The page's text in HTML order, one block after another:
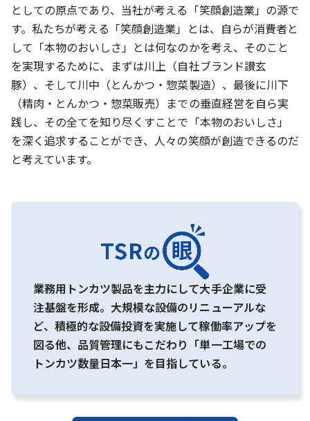
としての原点であり、当社が考える「笑顔創造業」の源で
す。私たちが考える「笑顔創造業」とは、自らが消費者と
して「本物のおいしさ」とは何なのかを考え、そのこと
を実現するために、まずは川上（自社ブランド讃玄
豚）、そして川中（とんかつ・惣菜製造）、最後に川下
（精肉・とんかつ・惣菜販売）までの垂直経営を自ら実
践し、その全てを知り尽くすことで「本物のおいしさ」
を深く追求することができ、人々の笑顔が創造できるのだ
と考えています。
業務用トンカツ製品を主力にして大手企業に受
注基盤を形成。大規模な設備のリニューアルな
ど、積極的な設備投資を実施して稼働率アップを
図る他、品質管理にもこだわり「単一工場での
トンカツ数量日本一」を目指している。